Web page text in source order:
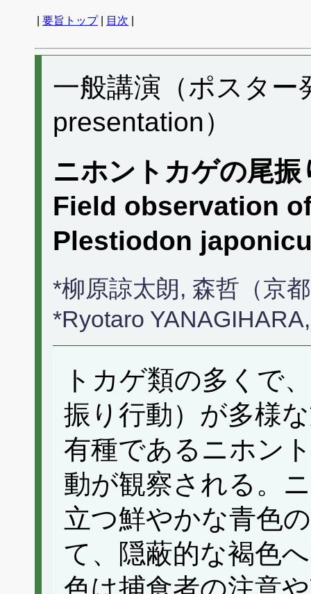
要旨トップ| 目次
一般講演（ポスタ
presentation）
ニホントカゲの尾
Field observation
Plestiodon
*柳原諒太朗, 森哲（京
*Ryotaro
トカゲ類の多くで
振り行動）が多様
有種であるニホン
動が観察される。
立つ鮮やかな青色
て、隠蔽的な褐色